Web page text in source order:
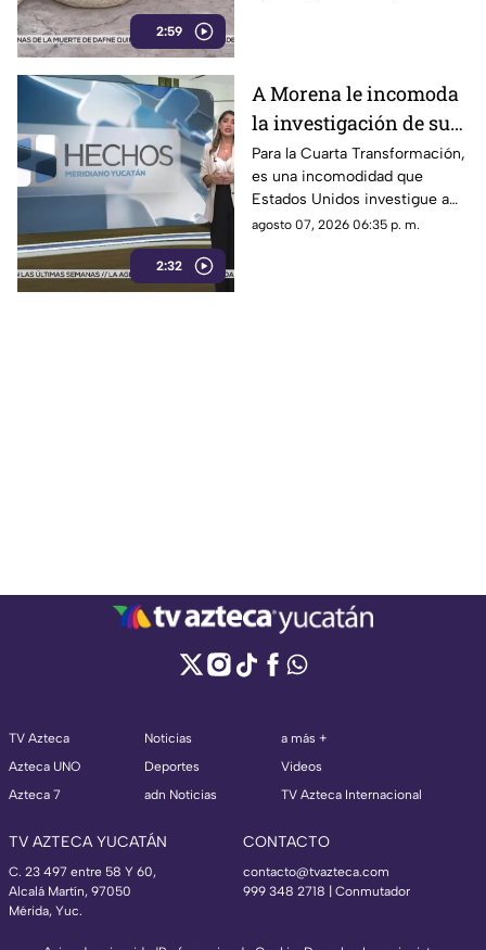
2:59
2:32
A Morena le incomoda
la investigación de sus
funcionarios por parte
de EU
Para la Cuarta Transformación,
es una incomodidad que
Estados Unidos investigue a
sus políticos y que lo haga
agosto 07, 2026 06:35 p. m.
TV Azteca
Azteca UNO
Azteca 7
Noticias
Deportes
adn Noticias
a más +
Videos
TV Azteca Internacional
TV AZTECA YUCATÁN
C. 23 497 entre 58 Y 60,
Alcalá Martín, 97050
Mérida, Yuc.
CONTACTO
contacto@tvazteca.com
999 348 2718 | Conmutador